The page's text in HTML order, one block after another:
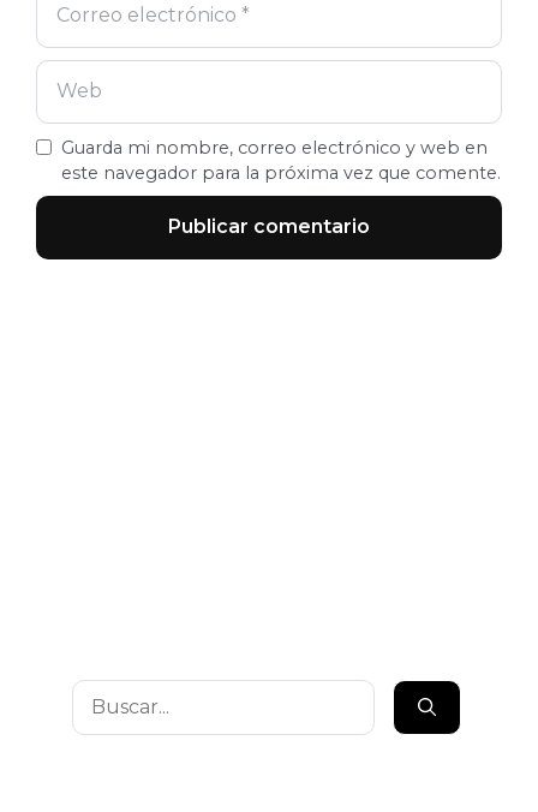
Guarda mi nombre, correo electrónico y web en
este navegador para la próxima vez que comente.
Buscar: